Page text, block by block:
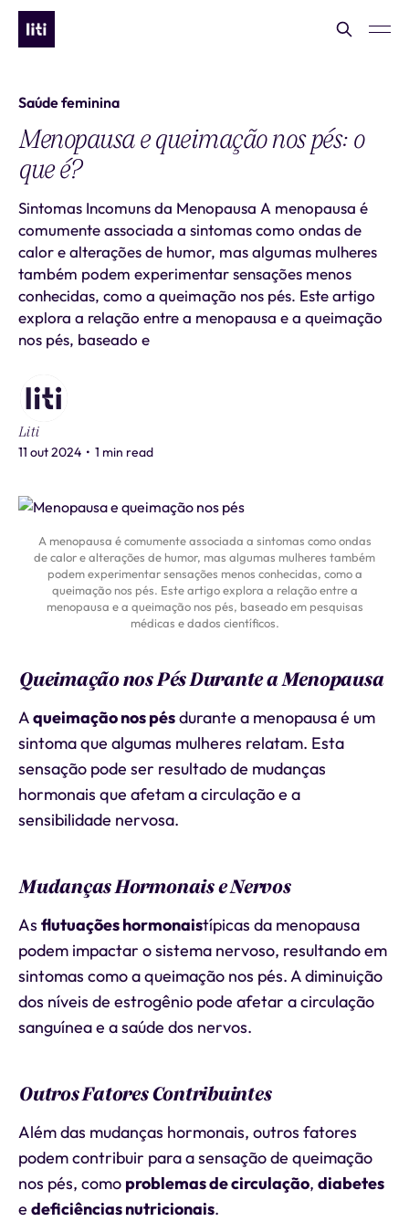
Saúde feminina
Menopausa e queimação nos pés: o
que é?
Sintomas Incomuns da Menopausa A menopausa é
comumente associada a sintomas como ondas de
calor e alterações de humor, mas algumas mulheres
também podem experimentar sensações menos
conhecidas, como a queimação nos pés. Este artigo
explora a relação entre a menopausa e a queimação
nos pés, baseado e
Liti
11 out 2024 • 1 min read
A menopausa é comumente associada a sintomas como ondas
de calor e alterações de humor, mas algumas mulheres também
podem experimentar sensações menos conhecidas, como a
queimação nos pés. Este artigo explora a relação entre a
menopausa e a queimação nos pés, baseado em pesquisas
médicas e dados científicos.
Queimação nos Pés Durante a Menopausa
Aqueimação nos pésdurante a menopausa é um
sintoma que algumas mulheres relatam. Esta
sensação pode ser resultado de mudanças
hormonais que afetam a circulação e a
sensibilidade nervosa.
Mudanças Hormonais e Nervos
As flutuações hormonaistípicas da menopausa
podem impactar o sistema nervoso, resultando em
sintomas como a queimação nos pés. A diminuição
dos níveis de estrogênio pode afetar a circulação
sanguínea e a saúde dos nervos.
Outros Fatores Contribuintes
Além das mudanças hormonais, outros fatores
podem contribuir para a sensação de queimação
nos pés, como problemas de circulação, diabetes
e deficiências nutricionais.